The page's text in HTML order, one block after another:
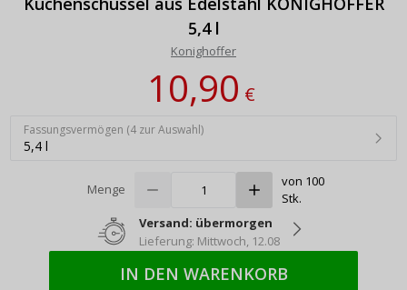
5,4 l
Konighoffer
10,90€
Fassungsvermögen (4 zur Auswahl)
5,4 l
Menge
von 100
Stk.
Versand: übermorgen
Lieferung: Mittwoch, 12.08
IN DEN WARENKORB